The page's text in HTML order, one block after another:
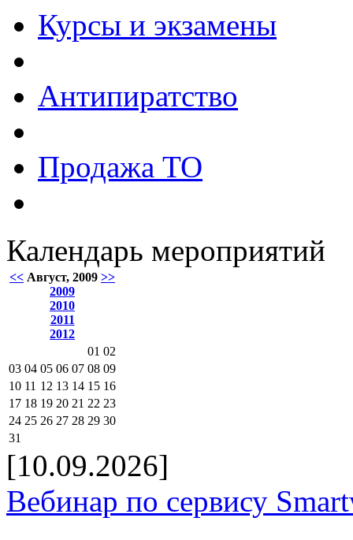
Курсы и экзамены
Антипиратство
Продажа ТО
Календарь мероприятий
<< Август, 2009 >>
2009
2010
2011
2012
01 02
03 04 05 06 07 08 09
10 11 12 13 14 15 16
17 18 19 20 21 22 23
24 25 26 27 28 29 30
31
[10.09.2026]
Вебинар по сервису